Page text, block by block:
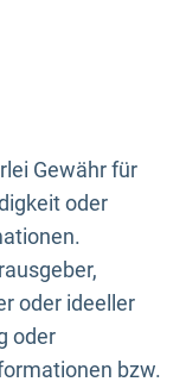
Gewähr für
oder
oder ideeller
oder
bzw.